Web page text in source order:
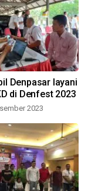
Denpasar layani
di Denfest 2023
2023